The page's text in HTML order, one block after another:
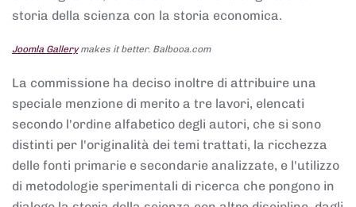
storia della scienza con la storia economica.
Joomla Gallerymakes it better. Balbooa.com
La commissione ha deciso inoltre di attribuire una
speciale menzione di merito a tre lavori, elencati
secondo l'ordine alfabetico degli autori, che si sono
distinti per l'originalità dei temi trattati, la ricchezza
delle fonti primarie e secondarie analizzate, e l'utilizzo
di metodologie sperimentali di ricerca che pongono in